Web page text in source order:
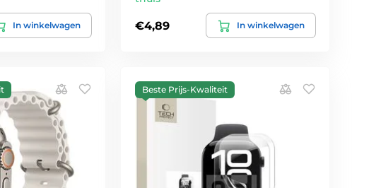
In winkelwagen €4,89 In winkelwagen
Beste Prijs-Kwaliteit